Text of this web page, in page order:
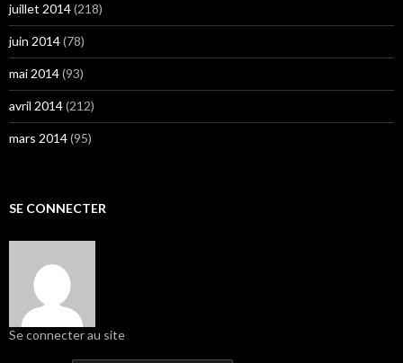
juillet 2014(218)
juin 2014(78)
mai 2014(93)
avril 2014(212)
mars 2014(95)
SE CONNECTER
Se connecter au site